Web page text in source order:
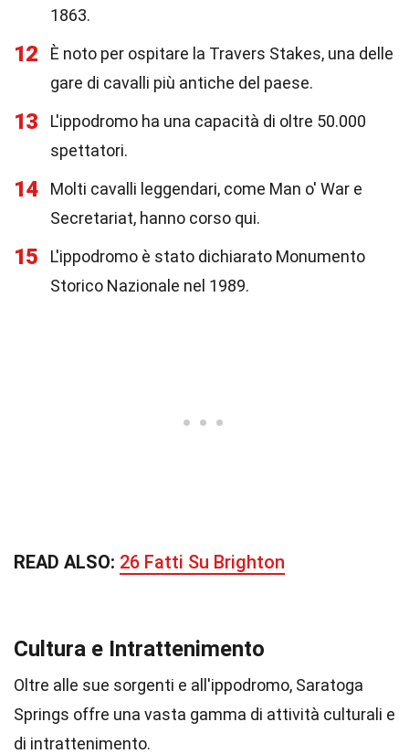
1863.
12
È noto per ospitare la Travers Stakes, una delle
gare di cavalli più antiche del paese.
13
L'ippodromo ha una capacità di oltre 50.000
spettatori.
14
Molti cavalli leggendari, come Man o' War e
Secretariat, hanno corso qui.
15
L'ippodromo è stato dichiarato Monumento
Storico Nazionale nel 1989.
READ ALSO: 26 Fatti Su Brighton
Cultura e Intrattenimento
Oltre alle sue sorgenti e all'ippodromo, Saratoga
Springs offre una vasta gamma di attività culturali e
di intrattenimento.